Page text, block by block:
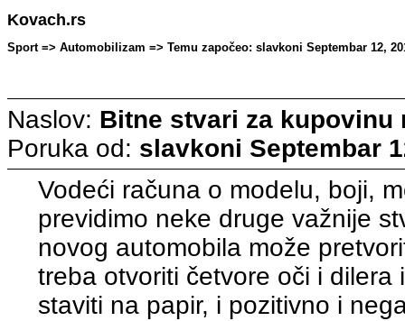
Kovach.rs
Sport => Automobilizam => Temu započeo: slavkoni Septembar 12,
Naslov: Bitne stvari za kupovinu
Poruka od: slavkoni Septembar
Vodeći računa o modelu, boji,
previdimo neke druge važnije
novog automobila može
treba otvoriti četvore oči i
staviti na papir, i pozitivno i